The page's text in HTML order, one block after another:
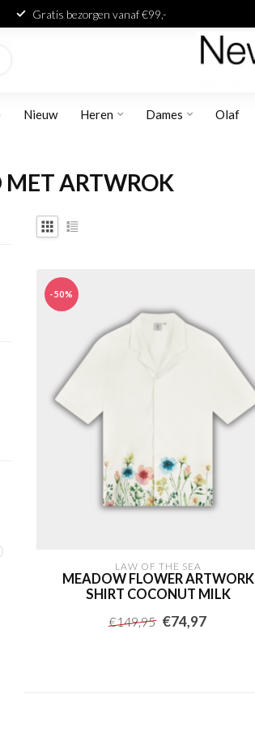
Gratis bezorgen vanaf €99,-
Nieuw Heren Dames Olaf
MET ARTWROK
-50%
LAW OF THE SEA
MEADOW FLOWER ARTWORK
SHIRT COCONUT MILK
€149,95 €74,97